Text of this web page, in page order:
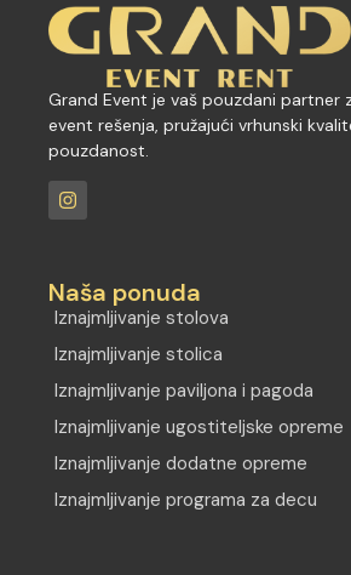
Grand Event je vaš pouzdani partner
event rešenja, pružajući vrhunski
pouzdanost.
Naša ponuda
Iznajmljivanje stolova
Iznajmljivanje stolica
Iznajmljivanje paviljona i pagoda
Iznajmljivanje ugostiteljske opreme
Iznajmljivanje dodatne opreme
Iznajmljivanje programa za decu